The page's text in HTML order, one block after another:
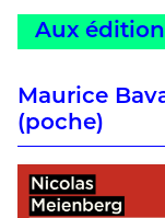
Aux
Maurice
(poche)